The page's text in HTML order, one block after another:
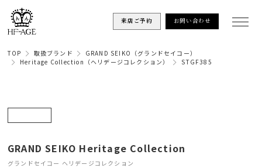
来店ご予約 お問い合わせ
TOP 取扱ブランド
GRAND SEIKO（グランドセイコー）
Heritage Collection（ヘリデージコレクション）
STGF385
GRAND SEIKO Heritage Collection
グランドセイコー ヘリデージコレクション